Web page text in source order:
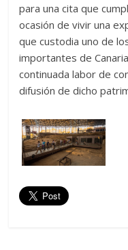
para una cita que
ocasión de vivir una
que custodia uno de
importantes de
continuada labor de
difusión de dicho